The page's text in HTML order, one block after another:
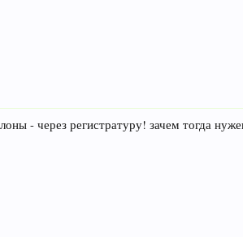
- через регистратуру! зачем тогда